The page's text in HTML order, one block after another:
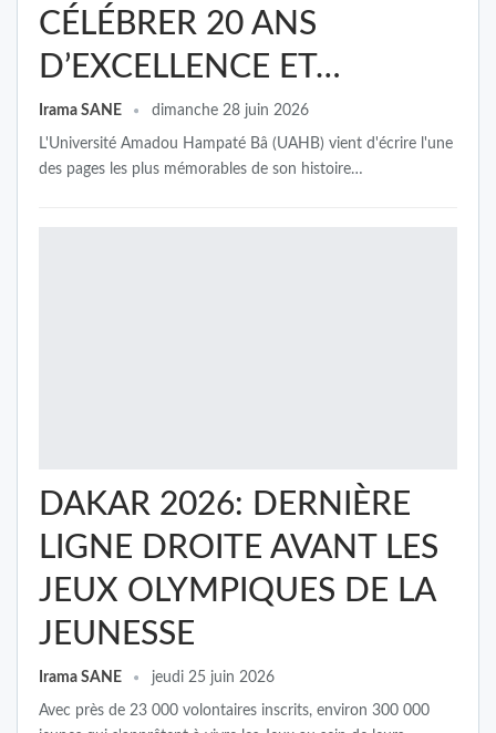
CÉLÉBRER 20 ANS
D’EXCELLENCE ET…
Irama SANE dimanche 28 juin 2026
L'Université Amadou Hampaté Bâ (UAHB) vient d'écrire l'une
des pages les plus mémorables de son histoire…
DAKAR 2026: DERNIÈRE
LIGNE DROITE AVANT LES
JEUX OLYMPIQUES DE LA
JEUNESSE
Irama SANE jeudi 25 juin 2026
Avec près de 23 000 volontaires inscrits, environ 300 000